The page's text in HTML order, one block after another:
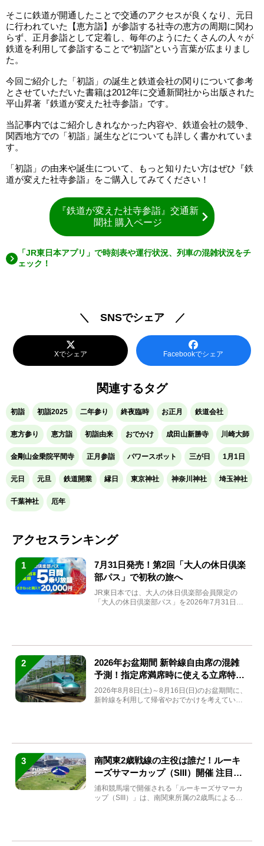
そこに鉄道が開通したことで交通のアクセスが良くなり、元日
に行われていた【恵方詣】が参詣する社寺の恵方の周期に関わ
らず、正月参詣として定着し、毎年のようにたくさんの人々が
鉄道を利用して参詣することで“初詣”という言葉が広まりまし
た。
今回ご紹介した「初詣」の誕生と鉄道会社の関りについて参考
とさせていただいた書籍は2012年に交通新聞社から出版された
平山昇著『鉄道が変えた社寺参詣』です。
当記事内ではご紹介しきれなかった内容や、鉄道会社の競争、
関西地方での「初詣」誕生などについても詳しく書かれていま
す。
「初詣」の由来や誕生について、もっと知りたい方はぜひ『鉄
道が変えた社寺参詣』をご購入してみてください！
『鉄道が変えた社寺参詣』交通新
聞社 購入ページ
「JR東日本アプリ」で時刻表や運行状況、列車の混雑状況をチ
ェック！
＼ SNSでシェア ／
Xでシェア Facebookでシェア
関連するタグ
初詣 初詣2025 二年参り 終夜臨時 お正月 鉄道会社
恵方参り 恵方詣 初詣由来 おでかけ 成田山新勝寺 川崎大師
金剛山金乗院平間寺 正月参詣 パワースポット 三が日 1月1日
元日 元旦 鉄道開業 縁日 東京神社 神奈川神社 埼玉神社
千葉神社 厄年
アクセスランキング
1
7月31日発売！第2回「大人の休日倶楽
部パス」で初秋の旅へ
JR東日本では、大人の休日倶楽部会員限定の
「大人の休日倶楽部パス」を2026年7月31日
2
2026年お盆期間 新幹線自由席の混雑
予測！指定席満席時に使える立席特急
券も解説
2026年8月8日(土)～8月16日(日)のお盆期間に、
新幹線を利用して帰省やおでかけを考えている
3
南関東2歳戦線の主役は誰だ！ルーキ
ーズサマーカップ（SIII）開催 注目馬
と見どころをチェック
浦和競馬場で開催される「ルーキーズサマーカ
ップ（SIII）」は、南関東所属の2歳馬による注